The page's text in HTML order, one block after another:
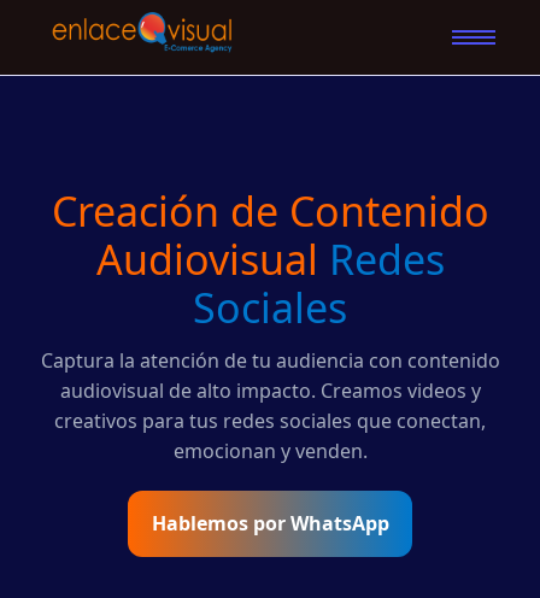
Creación de Contenido
Audiovisual Redes
Sociales
Captura la atención de tu audiencia con contenido
audiovisual de alto impacto. Creamos videos y
creativos para tus redes sociales que conectan,
emocionan y venden.
Hablemos por WhatsApp